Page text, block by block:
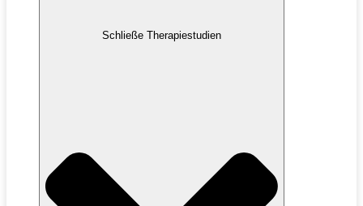
Schließe Therapiestudien